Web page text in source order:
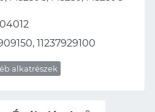
11237929100
alkatrészek